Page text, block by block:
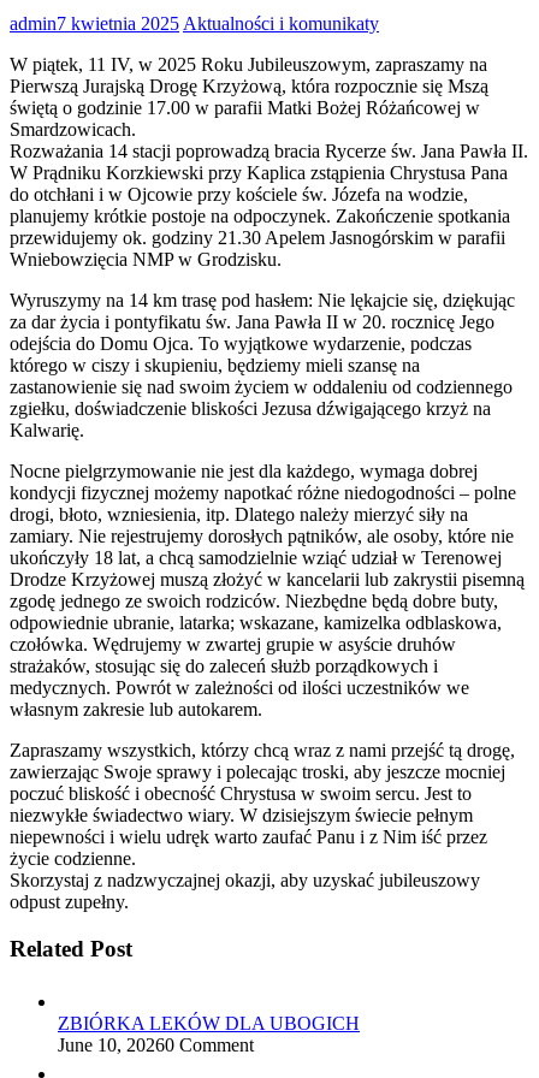
admin7 kwietnia 2025 Aktualności i komunikaty
W piątek, 11 IV, w 2025 Roku Jubileuszowym, zapraszamy na
Pierwszą Jurajską Drogę Krzyżową, która rozpocznie się Mszą
świętą o godzinie 17.00 w parafii Matki Bożej Różańcowej w
Smardzowicach.
Rozważania 14 stacji poprowadzą bracia Rycerze św. Jana Pawła II.
W Prądniku Korzkiewski przy Kaplica zstąpienia Chrystusa Pana
do otchłani i w Ojcowie przy kościele św. Józefa na wodzie,
planujemy krótkie postoje na odpoczynek. Zakończenie spotkania
przewidujemy ok. godziny 21.30 Apelem Jasnogórskim w parafii
Wniebowzięcia NMP w Grodzisku.
Wyruszymy na 14 km trasę pod hasłem: Nie lękajcie się, dziękując
za dar życia i pontyfikatu św. Jana Pawła II w 20. rocznicę Jego
odejścia do Domu Ojca. To wyjątkowe wydarzenie, podczas
którego w ciszy i skupieniu, będziemy mieli szansę na
zastanowienie się nad swoim życiem w oddaleniu od codziennego
zgiełku, doświadczenie bliskości Jezusa dźwigającego krzyż na
Kalwarię.
Nocne pielgrzymowanie nie jest dla każdego, wymaga dobrej
kondycji fizycznej możemy napotkać różne niedogodności – polne
drogi, błoto, wzniesienia, itp. Dlatego należy mierzyć siły na
zamiary. Nie rejestrujemy dorosłych pątników, ale osoby, które nie
ukończyły 18 lat, a chcą samodzielnie wziąć udział w Terenowej
Drodze Krzyżowej muszą złożyć w kancelarii lub zakrystii pisemną
zgodę jednego ze swoich rodziców. Niezbędne będą dobre buty,
odpowiednie ubranie, latarka; wskazane, kamizelka odblaskowa,
czołówka. Wędrujemy w zwartej grupie w asyście druhów
strażaków, stosując się do zaleceń służb porządkowych i
medycznych. Powrót w zależności od ilości uczestników we
własnym zakresie lub autokarem.
Zapraszamy wszystkich, którzy chcą wraz z nami przejść tą drogę,
zawierzając Swoje sprawy i polecając troski, aby jeszcze mocniej
poczuć bliskość i obecność Chrystusa w swoim sercu. Jest to
niezwykłe świadectwo wiary. W dzisiejszym świecie pełnym
niepewności i wielu udręk warto zaufać Panu i z Nim iść przez
życie codzienne.
Skorzystaj z nadzwyczajnej okazji, aby uzyskać jubileuszowy
odpust zupełny.
Related Post
ZBIÓRKA LEKÓW DLA UBOGICH
June 10, 20260 Comment